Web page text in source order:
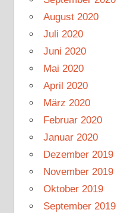
August 2020
Juli 2020
Juni 2020
Mai 2020
April 2020
März 2020
Februar 2020
Januar 2020
Dezember 2019
November 2019
Oktober 2019
September 2019